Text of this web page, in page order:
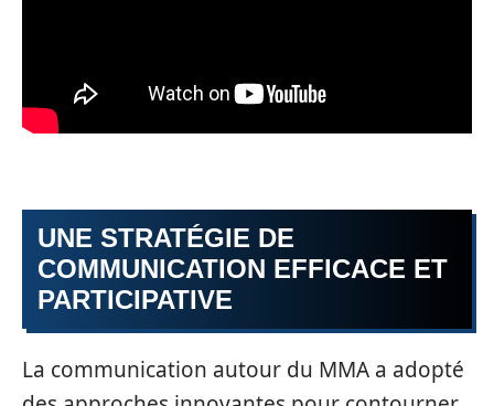
UNE STRATÉGIE DE
COMMUNICATION EFFICACE ET
PARTICIPATIVE
La communication autour du MMA a adopté